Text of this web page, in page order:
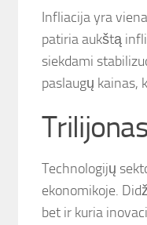
Infliacija yra
patiria aukštą
siekdami
paslaugų kainas,
Technologijų
ekonomikoje.
bet ir kuria